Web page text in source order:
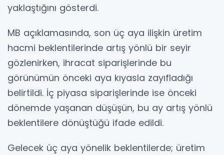
yaklaştığını gösterdi.
MB açıklamasında, son üç aya ilişkin üretim
hacmi beklentilerinde artış yönlü bir seyir
gözlenirken, ihracat siparişlerinde bu
görünümün önceki aya kıyasla zayıfladığı
belirtildi. İç piyasa siparişlerinde ise önceki
dönemde yaşanan düşüşün, bu ay artış yönlü
beklentilere dönüştüğü ifade edildi.
Gelecek üç aya yönelik beklentilerde; üretim